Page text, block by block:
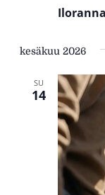
kesäkuu 2026
SU
14